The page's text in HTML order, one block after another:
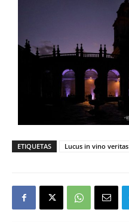
ETIQUETAS Lucus in vino veritas